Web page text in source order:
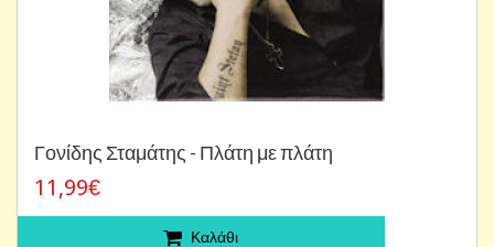
Γονίδης Σταμάτης - Πλάτη με πλάτη
11,99€
Καλάθι